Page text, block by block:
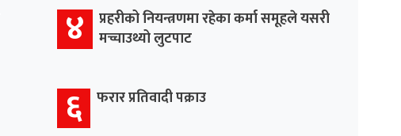
४ प्रहरीको नियन्त्रणमा रहेका कर्मा समूहले यसरी
मच्चाउथ्यो लुटपाट
६ फरार प्रतिवादी पक्राउ